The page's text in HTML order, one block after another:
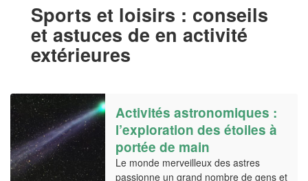
Sports et loisirs : conseils
et astuces de en activité
extérieures
Activités astronomiques :
l’exploration des étoiles à
portée de main
Le monde merveilleux des astres
passionne un grand nombre de gens et